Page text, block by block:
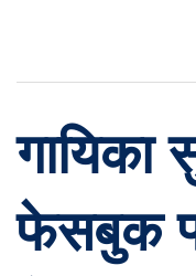
गायिका
फेसबुक